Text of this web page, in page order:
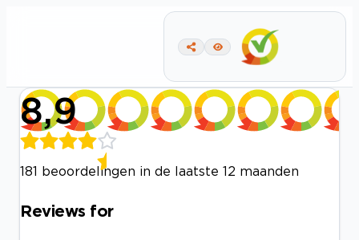
8,9
181 beoordelingen in de laatste 12 maanden
Reviews for